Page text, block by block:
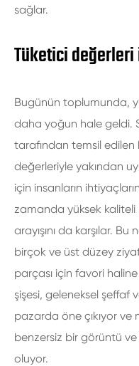
sağlar.
Tüketici
Bugünün toplumunda,
daha yoğun hale geldi.
tarafından temsil
değerleriyle yakından
için insanların
zamanda yüksek kaliteli
arayışını da karşılar.
birçok ve üst düzey
parçası için favori
şişesi, geleneksel şeffaf
pazarda öne çıkıyor ve
benzersiz bir görüntü ve
oluyor.